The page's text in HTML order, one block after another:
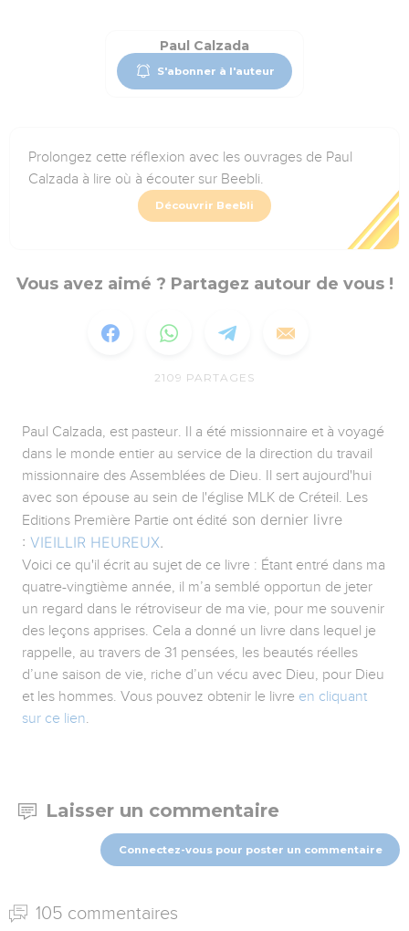
Paul Calzada
S'abonner à l'auteur
Prolongez cette réflexion avec les ouvrages de Paul
Calzada à lire où à écouter sur Beebli.
Découvrir Beebli
Vous avez aimé ? Partagez autour de vous !
2109 PARTAGES
Paul Calzada, est pasteur. Il a été missionnaire et à voyagé
dans le monde entier au service de la direction du travail
missionnaire des Assemblées de Dieu. Il sert aujourd'hui
avec son épouse au sein de l'église MLK de Créteil. Les
Editions Première Partie ont édité son dernier livre
: VIEILLIR HEUREUX.
Voici ce qu'il écrit au sujet de ce livre : Étant entré dans ma
quatre-vingtième année, il m’a semblé opportun de jeter
un regard dans le rétroviseur de ma vie, pour me souvenir
des leçons apprises. Cela a donné un livre dans lequel je
rappelle, au travers de 31 pensées, les beautés réelles
d’une saison de vie, riche d’un vécu avec Dieu, pour Dieu
et les hommes. Vous pouvez obtenir le livre en cliquant
sur ce lien.
Laisser un commentaire
Connectez-vous pour poster un commentaire
105 commentaires